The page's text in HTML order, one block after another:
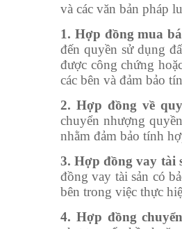
và các văn bản pháp
1. Hợp đồng mua
đến quyền sử dụng
được công chứng
các bên và đảm bảo
2. Hợp đồng về
chuyển nhượng
nhằm đảm bảo tính
3. Hợp đồng vay tài
đồng vay tài sản có
bên trong việc thực
4. Hợp đồng